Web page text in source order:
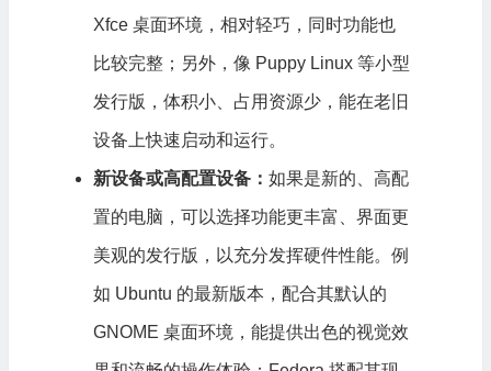
Xfce 桌面环境，相对轻巧，同时功能也
比较完整；另外，像 Puppy Linux 等小型
发行版，体积小、占用资源少，能在老旧
设备上快速启动和运行。
新设备或高配置设备： 如果是新的、高配
置的电脑，可以选择功能更丰富、界面更
美观的发行版，以充分发挥硬件性能。例
如 Ubuntu 的最新版本，配合其默认的
GNOME 桌面环境，能提供出色的视觉效